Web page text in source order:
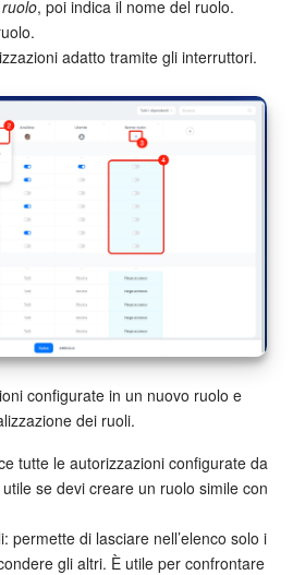
GRATIS
, poi indica il nome del ruolo.
adatto tramite gli interruttori.
configurate in un nuovo ruolo e
dei ruoli.
tutte le autorizzazioni configurate da
se devi creare un ruolo simile con
permette di lasciare nell’elenco solo i
gli altri. È utile per confrontare